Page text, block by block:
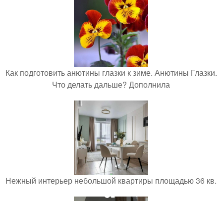
Как подготовить анютины глазки к зиме. Анютины Глазки.
Что делать дальше? Дополнила
Нежный интерьер небольшой квартиры площадью 36 кв.